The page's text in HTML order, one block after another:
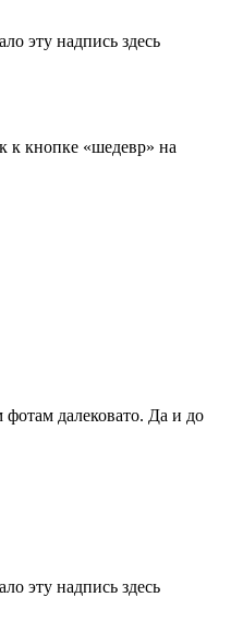
эту надпись здесь
к кнопке «шедевр» на
далековато. Да и до
эту надпись здесь